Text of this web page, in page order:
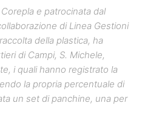
e patrocinata dal
di Linea Gestioni
della plastica, ha
di Campi, S. Michele,
i quali hanno registrato la
la propria percentuale di
un set di panchine, una per